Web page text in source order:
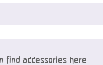
find accessories here